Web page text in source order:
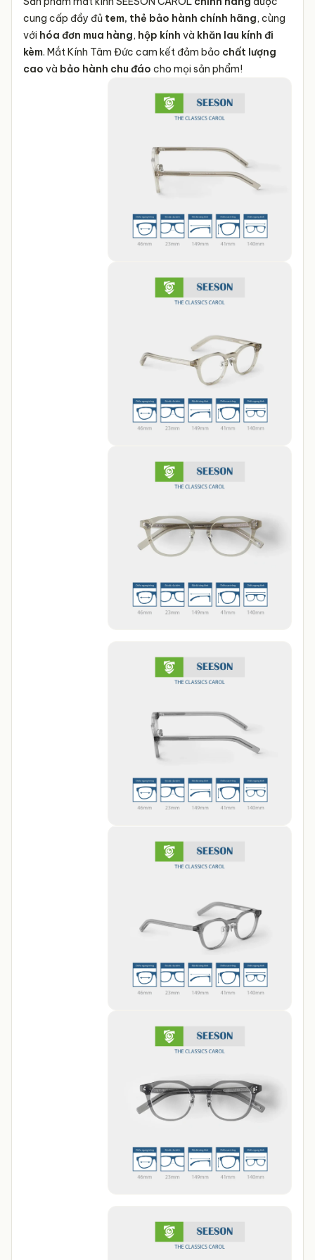
Giới tính
Unisex
Kiểu dáng sản
phẩm
Gọng kính tròn
Chất liệu sản
Cellulose Acetate Cao
cung cấp đầy đủ tem, thẻ bảo hành chính hãng, cùng
với hóa đơn mua hàng, hộp kính và khăn lau kính đi
kèm. Mắt Kính Tâm Đức cam kết đảm bảo chất lượng
cao và bảo hành chu đáo cho mọi sản phẩm!